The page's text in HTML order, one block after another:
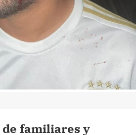
familiares y